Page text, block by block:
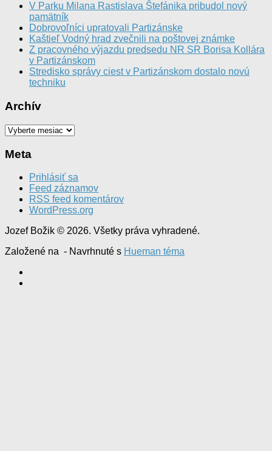
V Parku Milana Rastislava Štefánika pribudol nový
pamätník
Dobrovoľníci upratovali Partizánske
Kaštieľ Vodný hrad zvečnili na poštovej známke
Z pracovného výjazdu predsedu NR SR Borisa Kollára
v Partizánskom
Stredisko správy ciest v Partizánskom dostalo novú
techniku
Archív
Archív
Meta
Prihlásiť sa
Feed záznamov
RSS feed komentárov
WordPress.org
Jozef Božik © 2026. Všetky práva vyhradené.
Založené na - Navrhnuté s Hueman téma